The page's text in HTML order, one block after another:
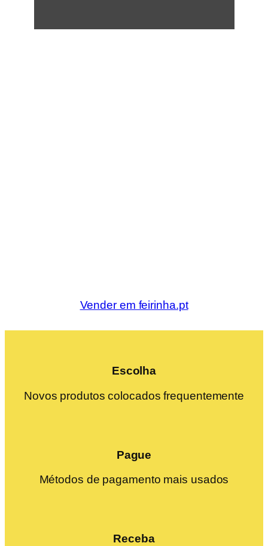
Vender em feirinha.pt
Escolha
Novos produtos colocados frequentemente
Pague
Métodos de pagamento mais usados
Receba